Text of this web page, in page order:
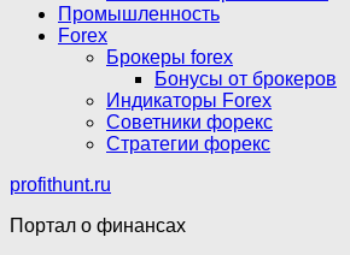
Промышленность
Forex
Брокеры forex
Бонусы от брокеров
Индикаторы Forex
Советники форекс
Стратегии форекс
profithunt.ru
Портал о финансах